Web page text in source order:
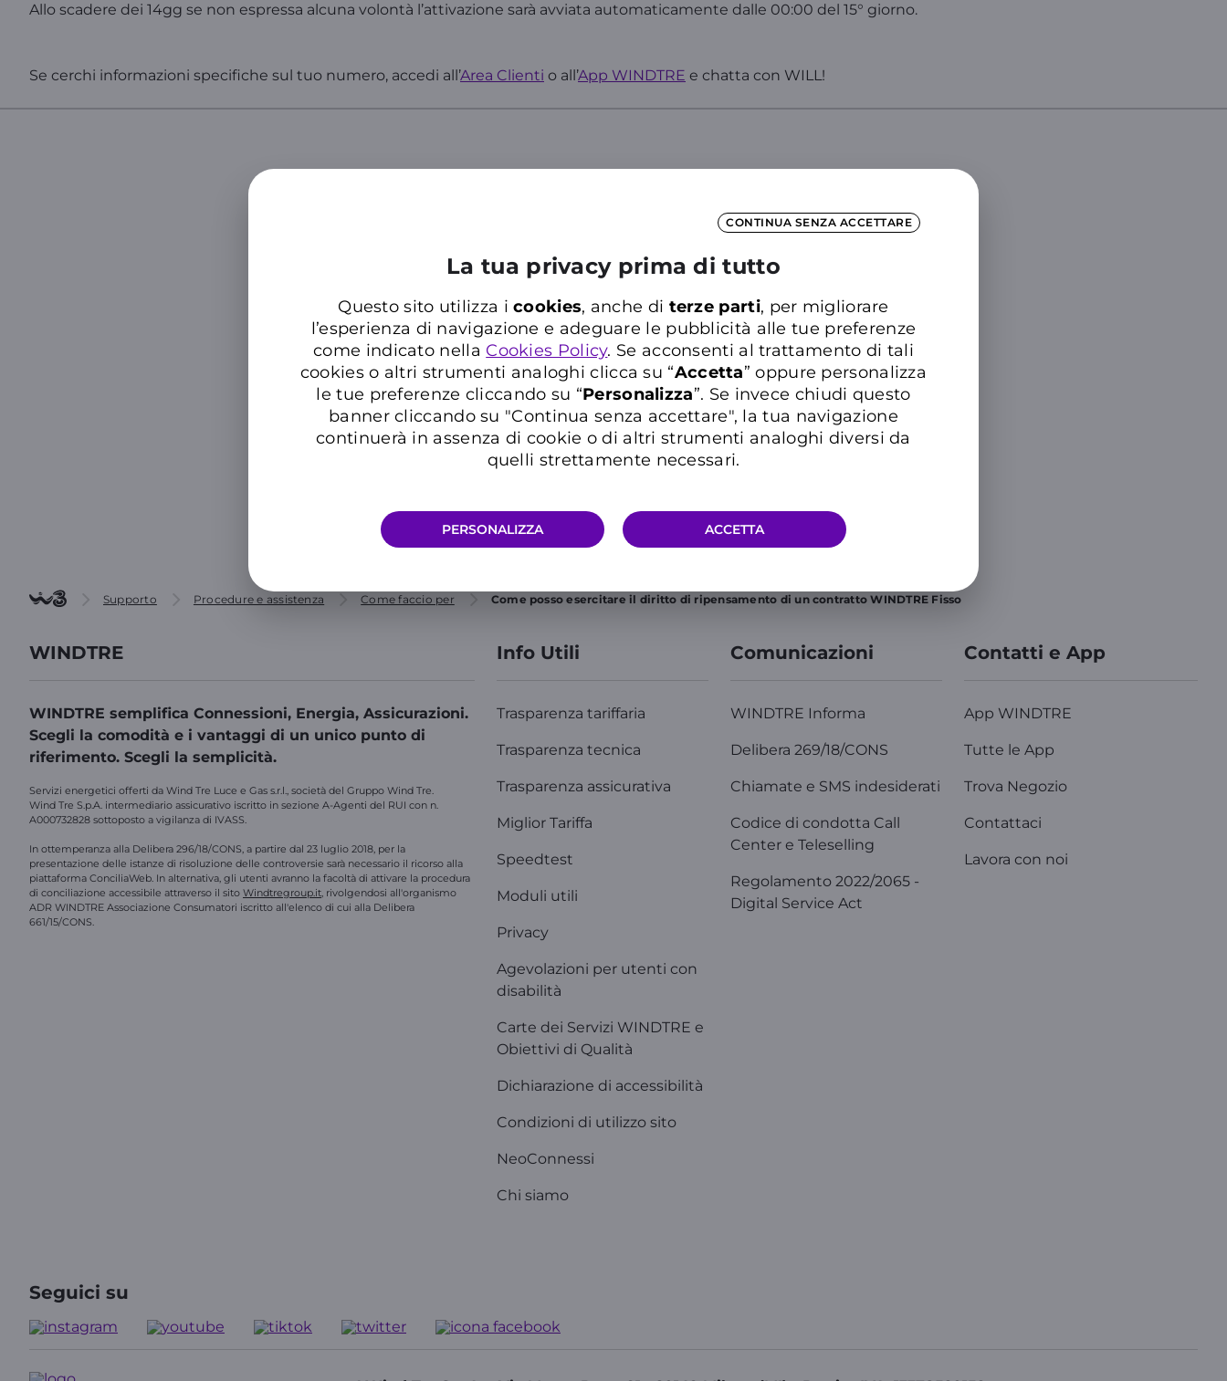
CONTINUA SENZA ACCETTARE
La tua privacy prima di tutto
Questo sito utilizza icookies, anche di terze parti, per migliorare
l’esperienza di navigazione e adeguare le pubblicità alle tue preferenze
come indicato nella Cookies Policy. Se acconsenti al trattamento di tali
cookies o altri strumenti analoghi clicca su “Accetta” oppure personalizza
le tue preferenze cliccando su “Personalizza”. Se invece chiudi questo
banner cliccando su "Continua senza accettare", la tua navigazione
continuerà in assenza di cookie o di altri strumenti analoghi diversi da
quelli strettamente necessari.
PERSONALIZZA ACCETTA
Allo scadere dei 14gg se non espressa alcuna volontà l’attivazione sarà avviata automaticamente dalle 00:00 del 15° giorno.
Se cerchi informazioni specifiche sul tuo numero, accedi all’Area Clienti o all’App WINDTRE e chatta con WILL!
Hai ancora bisogno di aiuto?
MOSTRA TUTTE LE CATEGORIE CONTATTACI
Supporto Procedure e assistenza Come faccio per Come posso esercitare il diritto di ripensamento di un contratto WINDTRE Fisso
WINDTRE
WINDTRE semplifica Connessioni, Energia, Assicurazioni.
Scegli la comodità e i vantaggi di un unico punto di
riferimento. Scegli la semplicità.
Servizi energetici offerti da Wind Tre Luce e Gas s.r.l., società del Gruppo Wind Tre.
Wind Tre S.p.A. intermediario assicurativo iscritto in sezione A-Agenti del RUI con n.
A000732828 sottoposto a vigilanza di IVASS.
In ottemperanza alla Delibera 296/18/CONS, a partire dal 23 luglio 2018, per la
presentazione delle istanze di risoluzione delle controversie sarà necessario il ricorso alla
piattaforma ConciliaWeb. In alternativa, gli utenti avranno la facoltà di attivare la procedura
di conciliazione accessibile attraverso il sito Windtregroup.it, rivolgendosi all'organismo
ADR WINDTRE Associazione Consumatori iscritto all'elenco di cui alla Delibera
661/15/CONS.
Info Utili
Trasparenza tariffaria
Trasparenza tecnica
Trasparenza assicurativa
Miglior Tariffa
Speedtest
Moduli utili
Privacy
Agevolazioni per utenti con
disabilità
Carte dei Servizi WINDTRE e
Obiettivi di Qualità
Dichiarazione di accessibilità
Condizioni di utilizzo sito
NeoConnessi
Chi siamo
Comunicazioni
WINDTRE Informa
Delibera 269/18/CONS
Chiamate e SMS indesiderati
Codice di condotta Call
Center e Teleselling
Regolamento 2022/2065 -
Digital Service Act
Contatti e App
App WINDTRE
Tutte le App
Trova Negozio
Contattaci
Lavora con noi
Seguici su